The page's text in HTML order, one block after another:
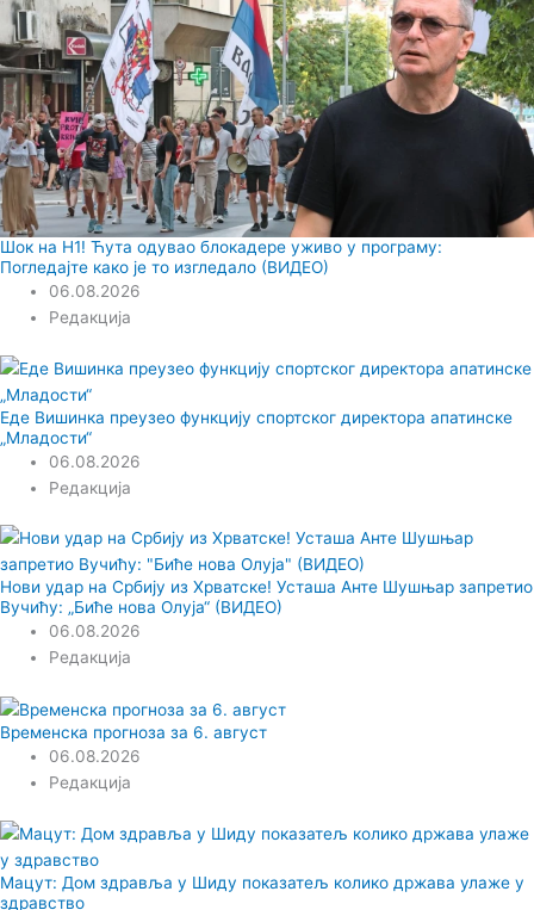
Шок на Н1! Ћута одувао блокадере уживо у програму:
Погледајте како је то изгледало (ВИДЕО)
06.08.2026
Редакција
Еде Вишинка преузео функцију спортског директора апатинске
„Младости“
06.08.2026
Редакција
Нови удар на Србију из Хрватске! Усташа Анте Шушњар запретио
Вучићу: „Биће нова Олуја“ (ВИДЕО)
06.08.2026
Редакција
Временска прогноза за 6. август
06.08.2026
Редакција
Мацут: Дом здравља у Шиду показатељ колико држава улаже у
здравство